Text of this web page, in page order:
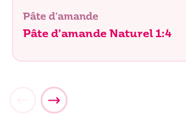
Pâte d’amande
Pâte d’amande Naturel 1:4